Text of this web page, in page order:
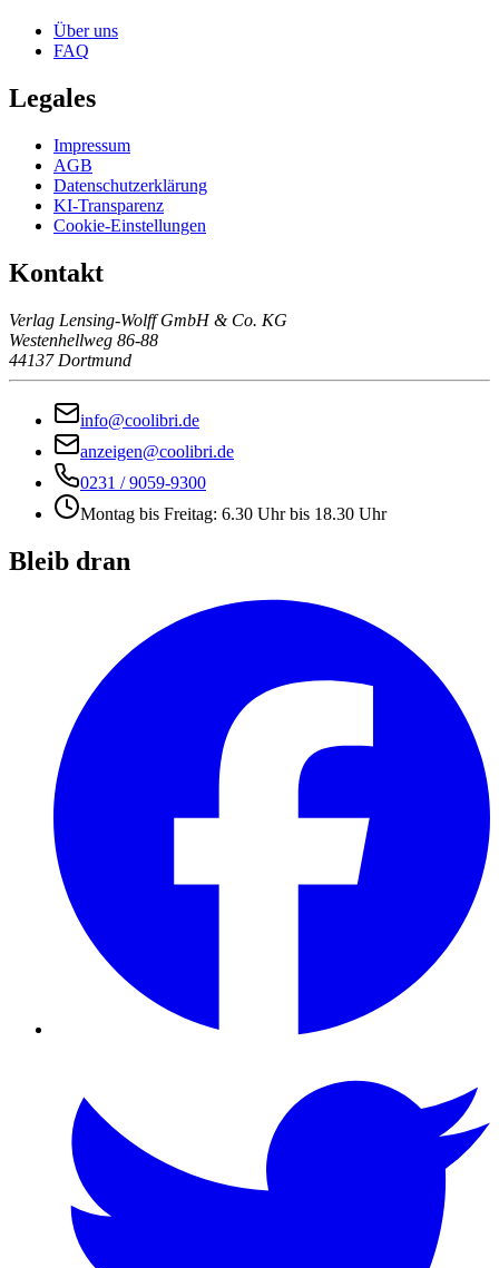
Über uns
FAQ
Legales
Impressum
AGB
Datenschutzerklärung
KI-Transparenz
Cookie-Einstellungen
Kontakt
Verlag Lensing-Wolff GmbH & Co. KG
Westenhellweg 86-88
44137 Dortmund
info@coolibri.de
anzeigen@coolibri.de
0231 / 9059-9300
Montag bis Freitag: 6.30 Uhr bis 18.30 Uhr
Bleib dran